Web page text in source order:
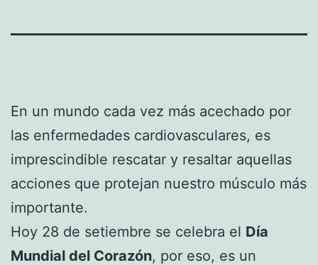
En un mundo cada vez más acechado por
las enfermedades cardiovasculares, es
imprescindible rescatar y resaltar aquellas
acciones que protejan nuestro músculo más
importante.
Hoy 28 de setiembre se celebra el Día
Mundial del Corazón, por eso, es un